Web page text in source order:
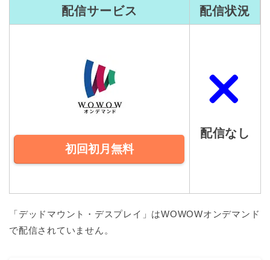
配信サービス 配信状況
初回初月無料
配信なし
「デッドマウント・デスプレイ」はWOWOWオンデマンド
で配信されていません。